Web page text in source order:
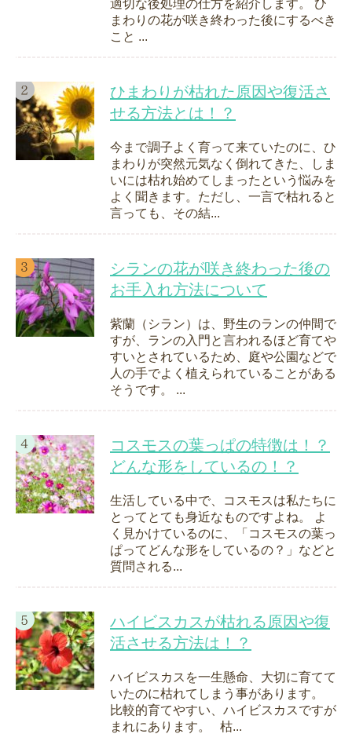
適切な後処理の仕方を紹介します。 ひ
まわりの花が咲き終わった後にするべき
こと ...
ひまわりが枯れた原因や復活さ
せる方法とは！？
今まで調子よく育って来ていたのに、ひ
まわりが突然元気なく倒れてきた、しま
いには枯れ始めてしまったという悩みを
よく聞きます。ただし、一言で枯れると
言っても、その結...
シランの花が咲き終わった後の
お手入れ方法について
紫蘭（シラン）は、野生のランの仲間で
すが、ランの入門と言われるほど育てや
すいとされているため、庭や公園などで
人の手でよく植えられていることがある
そうです。 ...
コスモスの葉っぱの特徴は！？
どんな形をしているの！？
生活している中で、コスモスは私たちに
とってとても身近なものですよね。 よ
く見かけているのに、「コスモスの葉っ
ぱってどんな形をしているの？」などと
質問される...
ハイビスカスが枯れる原因や復
活させる方法は！？
ハイビスカスを一生懸命、大切に育てて
いたのに枯れてしまう事があります。
比較的育てやすい、ハイビスカスですが
まれにあります。 枯...